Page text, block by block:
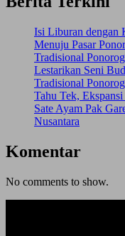
Isi Liburan dengan
Menuju Pasar
Tradisional
Lestarikan Seni
Tradisional
Tahu Tek,
Sate Ayam Pak
Nusantara
Komentar
No comments to show.